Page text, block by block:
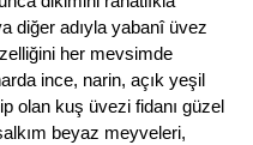
diğer adıyla yabanî üvez
her mevsimde
ince, narin, açık yeşil
olan kuş üvezi fidanı güzel
beyaz meyveleri,